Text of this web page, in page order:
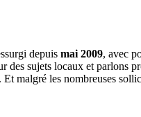
depuis mai 2009, avec
des sujets locaux et parlons
malgré les nombreuses